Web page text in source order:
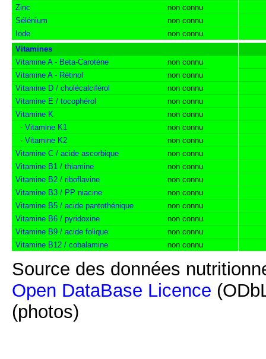
Zinc
non connu
Sélénium
non connu
Iode
non connu
Vitamines
Vitamine A - Beta-Carotène
non connu
Vitamine A - Rétinol
non connu
Vitamine D / cholécalciférol
non connu
Vitamine E / tocophérol
non connu
Vitamine K
non connu
- Vitamine K1
non connu
- Vitamine K2
non connu
Vitamine C / acide ascorbique
non connu
Vitamine B1 / thiamine
non connu
Vitamine B2 / riboflavine
non connu
Vitamine B3 / PP niacine
non connu
Vitamine B5 / acide pantothénique
non connu
Vitamine B6 / pyridoxine
non connu
Vitamine B9 / acide folique
non connu
Vitamine B12 / cobalamine
non connu
Source des données
Open DataBase Licence
(photos)